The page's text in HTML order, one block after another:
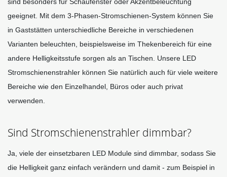
sind besonders für Schaufenster oder Akzentbeleuchtung
geeignet. Mit dem 3-Phasen-Stromschienen-System können Sie
in Gaststätten unterschiedliche Bereiche in verschiedenen
Varianten beleuchten, beispielsweise im Thekenbereich für eine
andere Helligkeitsstufe sorgen als an Tischen. Unsere LED
Stromschienenstrahler können Sie natürlich auch für viele weitere
Bereiche wie den Einzelhandel, Büros oder auch privat
verwenden.
Sind Stromschienenstrahler dimmbar?
Ja, viele der einsetzbaren LED Module sind dimmbar, sodass Sie
die Helligkeit ganz einfach verändern und damit - zum Beispiel in